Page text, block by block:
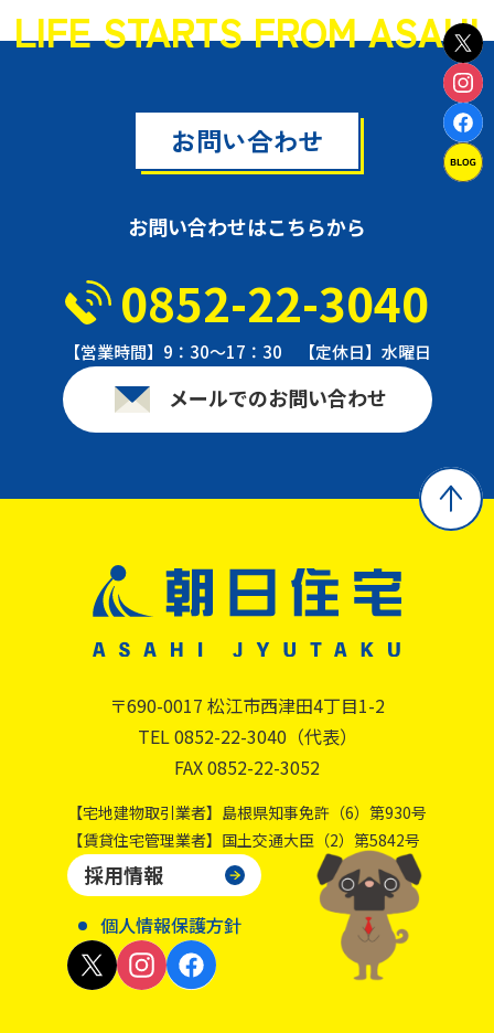
LIFE STARTS FROM ASAHI
お問い合わせ
お問い合わせはこちらから
0852-22-3040
【営業時間】9：30〜17：30 【定休日】水曜日
メールでのお問い合わせ
〒690-0017 松江市西津田4丁目1-2
TEL 0852-22-3040（代表）
FAX 0852-22-3052
【宅地建物取引業者】島根県知事免許（6）第930号
【賃貸住宅管理業者】国土交通大臣（2）第5842号
採用情報
個人情報保護方針